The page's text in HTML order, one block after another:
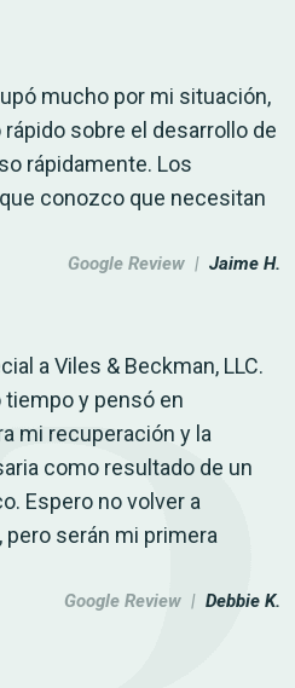
mucho por mi situación,
sobre el desarrollo de
rápidamente. Los
conozco que necesitan
Google Review | Jaime H.
a Viles & Beckman, LLC.
y pensó en
mi recuperación y la
como resultado de un
Espero no volver a
serán mi primera
Google Review | Debbie K.